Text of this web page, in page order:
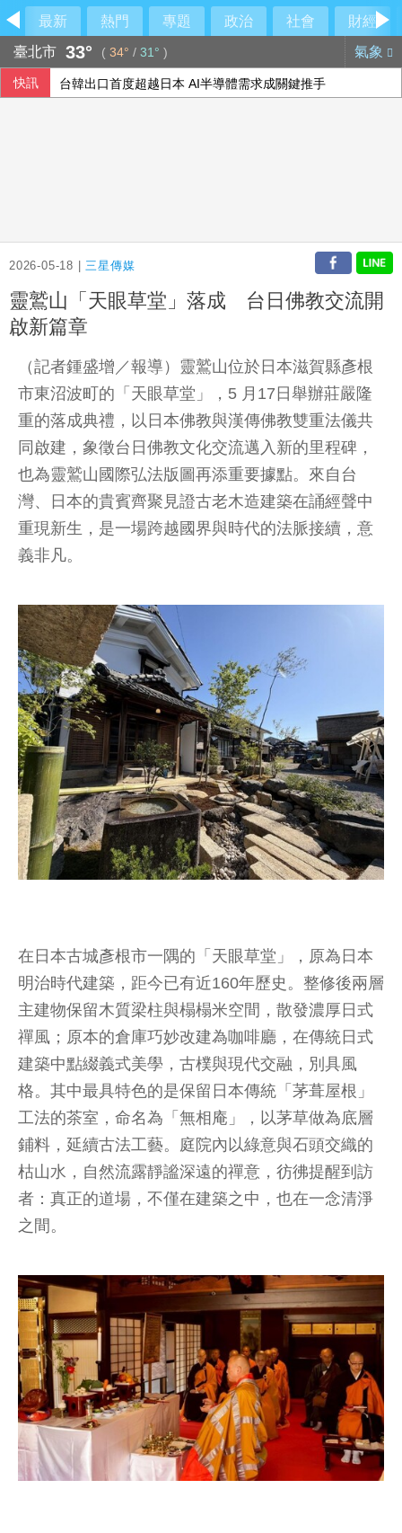
最新 熱門 專題 政治 社會
財經
臺北市 33° ( 34° / 31° ) 氣象
快訊 台韓出口首度超越日本 AI半導體需求成關鍵推手
2026-05-18 |三星傳媒
靈鷲山「天眼草堂」落成 台日佛教交流開
啟新篇章
（記者鍾盛增／報導）靈鷲山位於日本滋賀縣彥根
市東沼波町的「天眼草堂」，5 月17日舉辦莊嚴隆
重的落成典禮，以日本佛教與漢傳佛教雙重法儀共
同啟建，象徵台日佛教文化交流邁入新的里程碑，
也為靈鷲山國際弘法版圖再添重要據點。來自台
灣、日本的貴賓齊聚見證古老木造建築在誦經聲中
重現新生，是一場跨越國界與時代的法脈接續，意
義非凡。
在日本古城彥根市一隅的「天眼草堂」，原為日本
明治時代建築，距今已有近160年歷史。整修後兩層
主建物保留木質梁柱與榻榻米空間，散發濃厚日式
禪風；原本的倉庫巧妙改建為咖啡廳，在傳統日式
建築中點綴義式美學，古樸與現代交融，別具風
格。其中最具特色的是保留日本傳統「茅葺屋根」
工法的茶室，命名為「無相庵」，以茅草做為底層
鋪料，延續古法工藝。庭院內以綠意與石頭交織的
枯山水，自然流露靜謐深遠的禪意，彷彿提醒到訪
者：真正的道場，不僅在建築之中，也在一念清淨
之間。